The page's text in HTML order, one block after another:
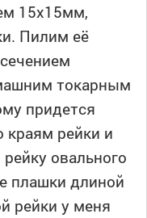
15х15мм,
Пилим её
токарным
придется
краям рейки и
овального
плашки длиной
рейки у меня